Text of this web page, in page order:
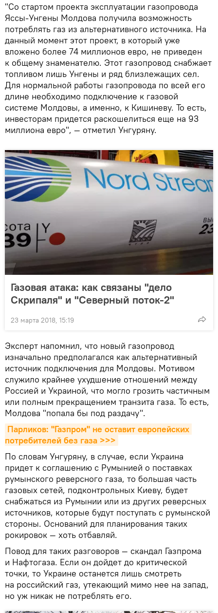
"Со стартом проекта эксплуатации газопровода
Яссы-Унгены Молдова получила возможность
потреблять газ из альтернативного источника. На
данный момент этот проект, в который уже
вложено более 74 миллионов евро, не приведен
к общему знаменателю. Этот газопровод снабжает
топливом лишь Унгены и ряд близлежащих сел.
Для нормальной работы газопровода по всей его
длине необходимо подключение к газовой
системе Молдовы, а именно, к Кишиневу. То есть,
инвесторам придется раскошелиться еще на 93
миллиона евро", — отметил Унгуряну.
Газовая атака: как связаны "дело
Скрипаля" и "Северный поток-2"
23 марта 2018, 15:19
Эксперт напомнил, что новый газопровод
изначально предполагался как альтернативный
источник подключения для Молдовы. Мотивом
служило крайнее ухудшение отношений между
Россией и Украиной, что могло грозить частичным
или полным прекращением транзита газа. То есть,
Молдова "попала бы под раздачу".
Парликов: "Газпром" не оставит европейских
потребителей без газа >>>
По словам Унгуряну, в случае, если Украина
придет к соглашению с Румынией о поставках
румынского реверсного газа, то большая часть
газовых сетей, подконтрольных Киеву, будет
снабжаться из Румынии или из других реверсных
источников, которые будут поступать с румынской
стороны. Оснований для планирования таких
рокировок — хоть отбавляй.
Повод для таких разговоров — скандал Газпрома
и Нафтогаза. Если он дойдет до критической
точки, то Украине останется лишь смотреть
на российский газ, утекающий мимо нее на запад,
но уж никак не потреблять его.